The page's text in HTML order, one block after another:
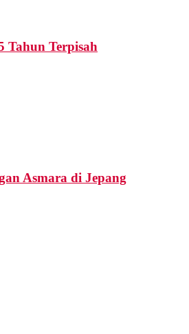
Tahun Terpisah
Asmara di Jepang